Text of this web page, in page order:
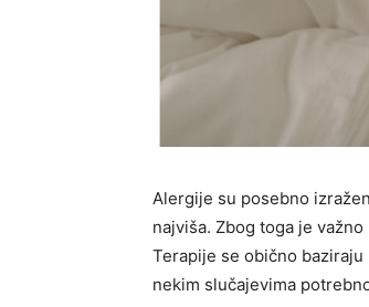
Alergije su posebno
najviša. Zbog toga je
Terapije se obično baziraju
nekim slučajevima